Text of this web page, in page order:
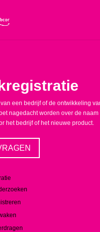
van een bedrijf of de ontwikkeling
nagedacht worden over de
het bedrijf of het nieuwe product.